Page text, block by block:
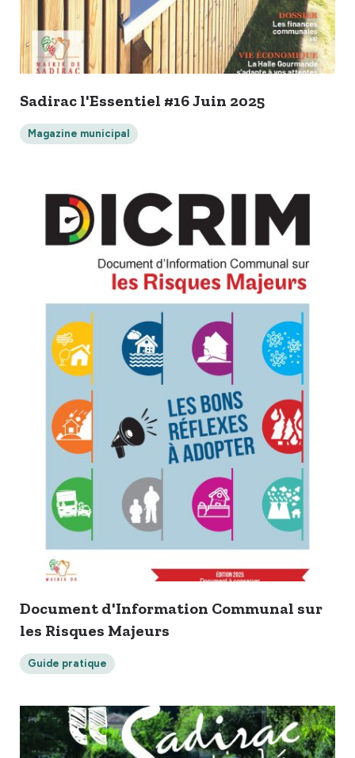
Sadirac l'Essentiel #16 Juin 2025
Magazine municipal
Document d'Information Communal sur
les Risques Majeurs
Guide pratique